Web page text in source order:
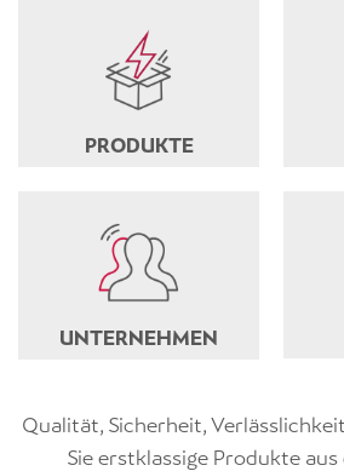
PRODUKTE
UNTERNEHMEN
Qualität, Sicherheit,
Sie erstklassige Produkte